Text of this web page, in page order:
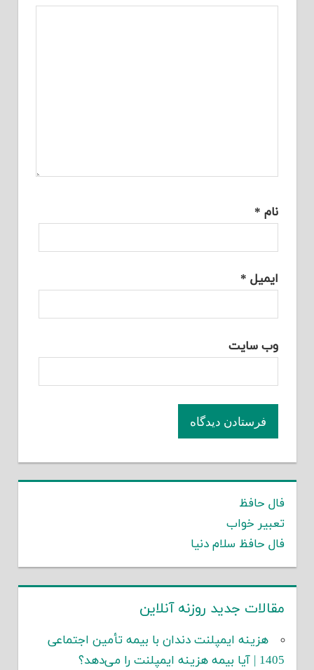
نام *
ایمیل *
وب‌ سایت
فال حافظ
تعبیر خواب
فال حافظ سلام دنیا
مقالات جدید روزنه آنلاین
هزینه ایمپلنت دندان با بیمه تأمین اجتماعی
1405 | آیا بیمه هزینه ایمپلنت را می‌دهد؟